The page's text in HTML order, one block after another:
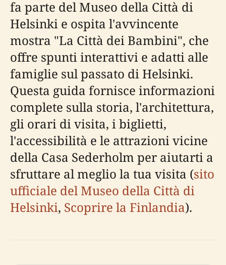
fa parte del Museo della Città di
Helsinki e ospita l'avvincente
mostra "La Città dei Bambini", che
offre spunti interattivi e adatti alle
famiglie sul passato di Helsinki.
Questa guida fornisce informazioni
complete sulla storia, l'architettura,
gli orari di visita, i biglietti,
l'accessibilità e le attrazioni vicine
della Casa Sederholm per aiutarti a
sfruttare al meglio la tua visita (sito
ufficiale del Museo della Città di
Helsinki, Scoprire la Finlandia).